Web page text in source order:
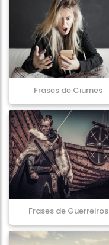
Frases de Ciumes
Frases de Guerreiros